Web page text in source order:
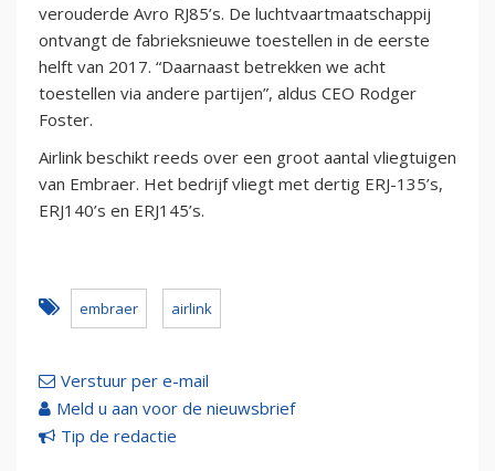
verouderde Avro RJ85’s. De luchtvaartmaatschappij
ontvangt de fabrieksnieuwe toestellen in de eerste
helft van 2017. “Daarnaast betrekken we acht
toestellen via andere partijen”, aldus CEO Rodger
Foster.
Airlink beschikt reeds over een groot aantal vliegtuigen
van Embraer. Het bedrijf vliegt met dertig ERJ-135’s,
ERJ140’s en ERJ145’s.
embraer airlink
Verstuur per e-mail
Meld u aan voor de nieuwsbrief
Tip de redactie